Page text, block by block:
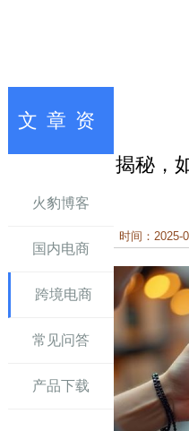
文章资
火豹博客
国内电商
跨境电商
常见问答
产品下载
揭秘，
时间：2025-